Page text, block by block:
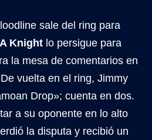
sale del ring para
Knight lo persigue para
la mesa de comentarios en
vuelta en el ring, Jimmy
Drop»; cuenta en dos.
a su oponente en lo alto
la disputa y recibió un